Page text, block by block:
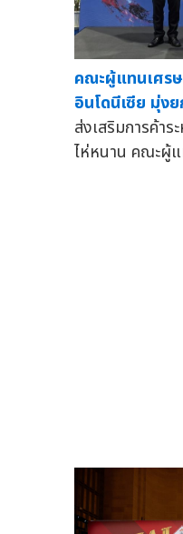
คณะผู้แทนเศร
อินโดนีเซีย มุ่ง
ส่งเสริมการค้า
ไห่หนาน คณะผู้